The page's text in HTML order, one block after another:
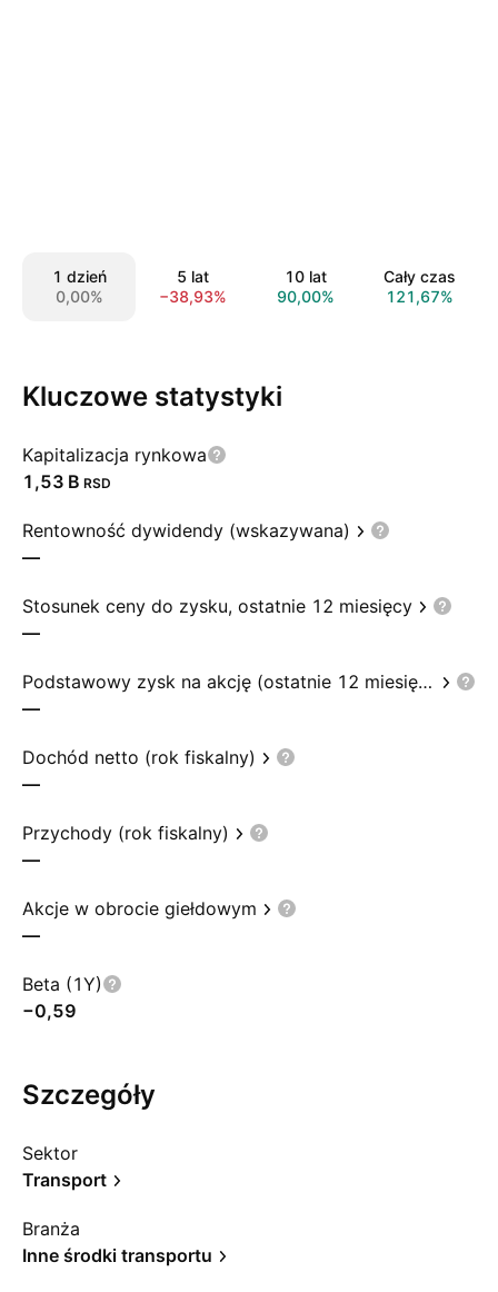
1 dzień
0,00%
5 lat
−38,93%
10 lat
90,00%
Cały czas
121,67%
Kluczowe statystyki
Kapitalizacja rynkowa
‪1,53 B‬ RSD
Rentowność dywidendy (wskazywana)
—
Stosunek ceny do zysku, ostatnie 12 miesięcy
—
Podstawowy zysk na akcję (ostatnie 12 miesięcy)
—
Dochód netto (rok fiskalny)
—
Przychody (rok fiskalny)
—
Akcje w obrocie giełdowym
—
Beta (1Y)
−0,59
Szczegóły
Sektor
Transport
Branża
Inne środki transportu